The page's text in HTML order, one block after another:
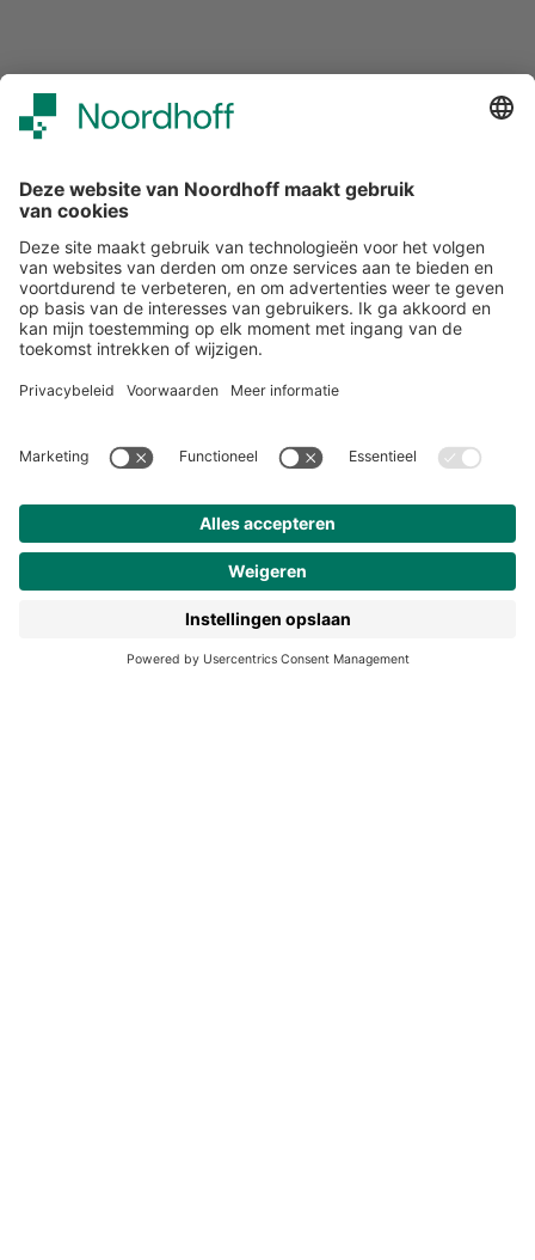
Over ons
Klantenservice